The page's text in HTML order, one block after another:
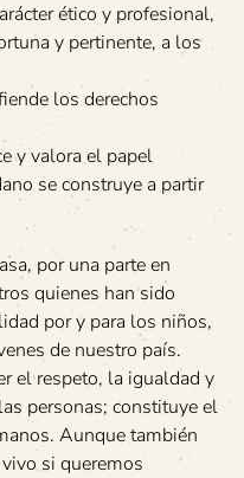
ético y profesional,
y pertinente, a los
los derechos
y valora el papel
se construye a partir
por una parte en
quienes han sido
por y para los niños,
de nuestro país.
el respeto, la igualdad y
personas; constituye el
Aunque también
si queremos